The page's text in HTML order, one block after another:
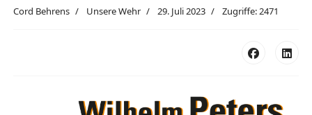
Cord Behrens Unsere Wehr 29. Juli 2023 Zugriffe: 2471